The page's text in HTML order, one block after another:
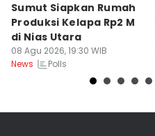
Sumut Siapkan Rumah
Produksi Kelapa Rp2 M
di Nias Utara
08 Agu 2026, 19:30 WIB
News
Polls